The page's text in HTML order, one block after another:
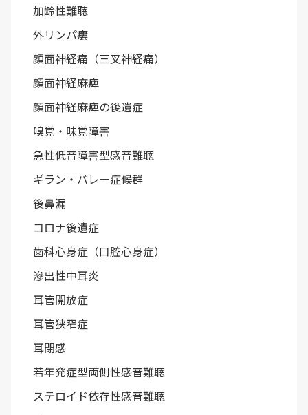
加齢性難聴
外リンパ瘻
顔面神経痛（三叉神経痛）
顔面神経麻痺
顔面神経麻痺の後遺症
嗅覚・味覚障害
急性低音障害型感音難聴
ギラン・バレー症候群
後鼻漏
コロナ後遺症
歯科心身症（口腔心身症）
滲出性中耳炎
耳管開放症
耳管狭窄症
耳閉感
若年発症型両側性感音難聴
ステロイド依存性感音難聴